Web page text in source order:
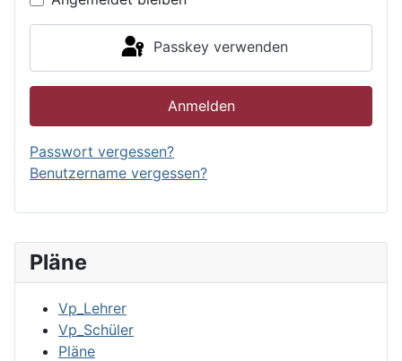
Pläne
Vp_Lehrer
Vp_Schüler
Pläne
Passkey verwenden
Anmelden
Passwort vergessen?
Benutzername vergessen?